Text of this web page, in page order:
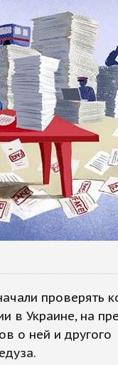
проверять
в Украине, на
о ней и другого